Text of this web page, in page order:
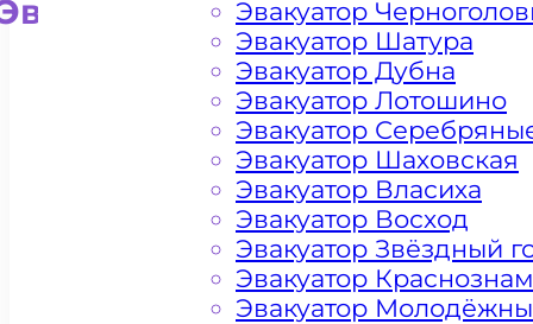
для
Эвакуатор
Эвакуатор Шатура
Эвакуатор Дубна
Эвакуатор Лотошино
Эвакуатор
Эвакуатор Шаховская
Эвакуатор Власиха
Эвакуатор Восход
Эвакуатор Звёздный
Эвакуатор
Эвакуатор